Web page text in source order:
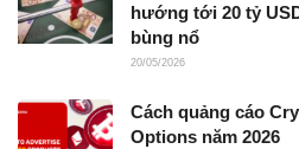
hướng tới 20 tỷ
bùng nổ
20/05/2026
Cách quảng cáo
Options năm 2026